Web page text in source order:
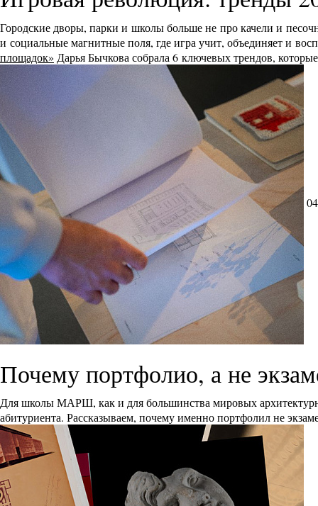
Городские дворы, парки и школы больше не про качели и
и социальные магнитные поля, где игра учит, объединяет и
площадок» Дарья Бычкова собрала 6 ключевых трендов,
Почему портфолио, а не
Для школы МАРШ, как и для большинства мировых
абитуриента. Рассказываем, почему именно портфолил не